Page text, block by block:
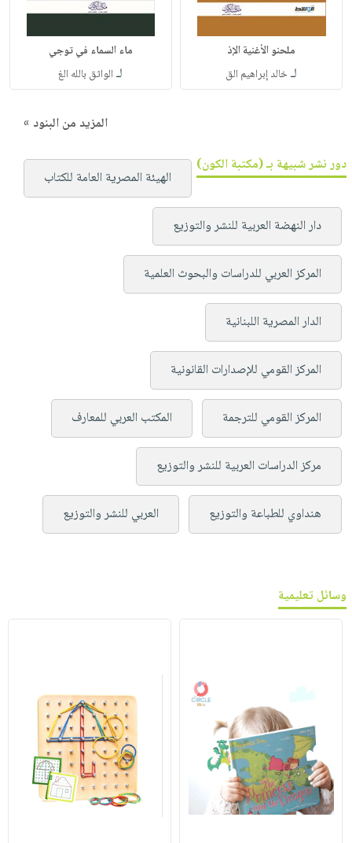
ملحنو الأغنية الإذ
لـخالد إبراهيم الق
ماء السماء في توجي
لـ الواثق بالله الغ
المزيد من البنود »
دور نشر شبيهة بـ (مكتبة الكون)
الهيئة المصرية العامة للكتاب
دار النهضة العربية للنشر والتوزيع
المركز العربي للدراسات والبحوث العلمية
الدار المصرية اللبنانية
المركز القومي للإصدارات القانونية
المركز القومي للترجمة المكتب العربي للمعارف
مركز الدراسات العربية للنشر والتوزيع
هنداوي للطباعة والتوزيع العربي للنشر والتوزيع
وسائل تعليمية